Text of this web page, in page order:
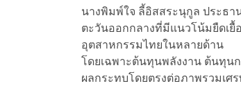
นางพิมพ์ใจ ลี้อิสสระนุกูล ประธา
ตะวันออกกลางที่มีแนวโน้มยืดเยื้
อุตสาหกรรมไทยในหลายด้าน
โดยเฉพาะต้นทุนพลังงาน ต้นทุน
ผลกระทบโดยตรงต่อภาพรวมเ